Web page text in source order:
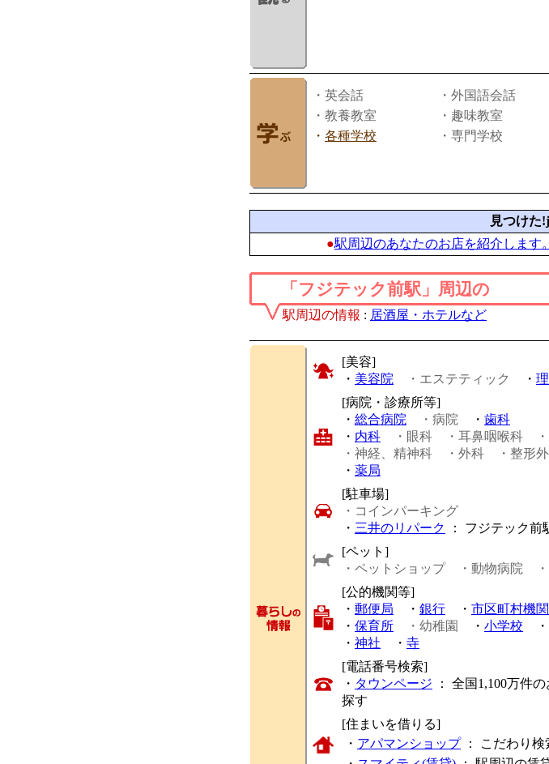
・英会話
・外国語会話
・教養教室
・趣味教室
・ 各種学校 ・専門学校
見つけた
●駅周辺のあなたのお店を紹介します
「フジテック前駅」周辺の
駅周辺の情報 : 居酒屋・ホテルなど
[美容]
・ 美容院 ・エステティック ・
[病院・診療所等]
・ 総合病院 ・病院 ・ 歯科
・ 内科 ・眼科 ・耳鼻咽喉科
・神経、精神科
・外科 ・整形
・ 薬局
[駐車場]
・コインパーキング
・ 三井のリパーク
： フジテック
[ペット]
・ペットショップ
・動物病院
[公的機関等]
・ 郵便局 ・ 銀行 ・ 市区町村機関
・ 保育所 ・幼稚園 ・ 小学校 ・
・ 神社 ・ 寺
[電話番号検索]
・ タウンページ ： 全国1,100万件
探す
[住まいを借りる]
・ アパマンショップ： こだわり検